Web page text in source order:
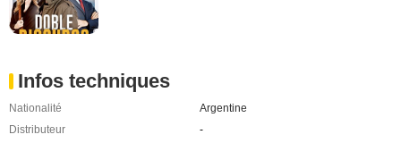
Infos techniques
Nationalité
Argentine
Distributeur
-